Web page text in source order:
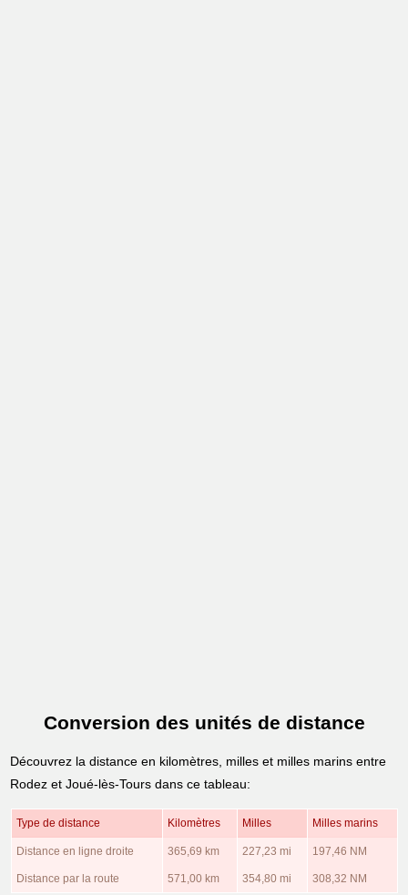
Conversion des unités de distance
Découvrez la distance en kilomètres, milles et milles marins entre
Rodez et Joué-lès-Tours dans ce tableau:
Type de distance Kilomètres Milles Milles marins
Distance en ligne droite 365,69 km 227,23 mi 197,46 NM
Distance par la route 571,00 km 354,80 mi 308,32 NM